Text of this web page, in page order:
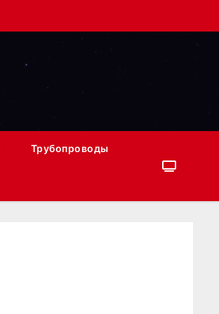
Трубопроводы